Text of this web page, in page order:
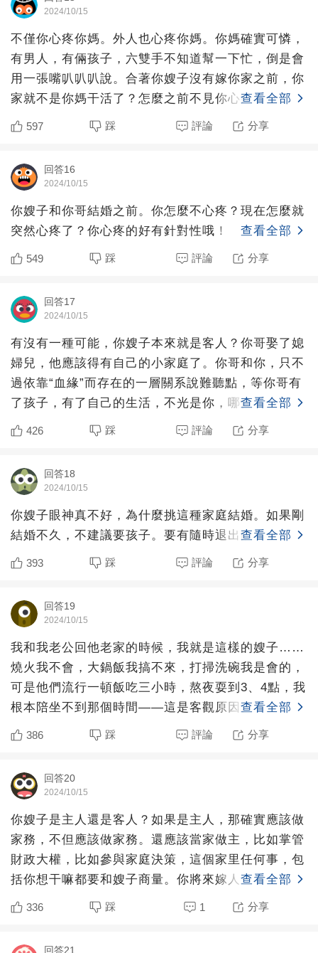
2024/10/15
不僅你心疼你媽。外人也心疼你媽。你媽確實可憐，
有男人，有倆孩子，六雙手不知道幫一下忙，倒是會
用一張嘴叭叭叭說。合著你嫂子沒有嫁你家之前，你
家就不是你媽干活了？怎麼之前不見你心疼你媽呢？
可見你的心疼是裝
查看全部
597 踩 評論 分享
回答16
2024/10/15
你嫂子和你哥結婚之前。你怎麼不心疼？現在怎麼就
突然心疼了？你心疼的好有針對性哦！
查看全部
549 踩 評論 分享
回答17
2024/10/15
有沒有一種可能，你嫂子本來就是客人？你哥娶了媳
婦兒，他應該得有自己的小家庭了。你哥和你，只不
過依靠“血緣”而存在的一層關系說難聽點，等你哥有
了孩子，有了自己的生活，不光是你，哪怕你們父
母，優先級都比不
查看全部
426 踩 評論 分享
回答18
2024/10/15
你嫂子眼神真不好，為什麼挑這種家庭結婚。如果剛
結婚不久，不建議要孩子。要有隨時退出的退路。
查看全部
393 踩 評論 分享
回答19
2024/10/15
我和我老公回他老家的時候，我就是這樣的嫂子……
燒火我不會，大鍋飯我搞不來，打掃洗碗我是會的，
可是他們流行一頓飯吃三小時，熬夜耍到3、4點，我
根本陪坐不到那個時間——這是客觀原因。而主觀原
因，實話實說，
查看全部
386 踩 評論 分享
回答20
2024/10/15
你嫂子是主人還是客人？如果是主人，那確實應該做
家務，不但應該做家務。還應該當家做主，比如掌管
財政大權，比如參與家庭決策，這個家里任何事，包
括你想干嘛都要和嫂子商量。你將來嫁人，去你婆家
當主人了，再回嫂
查看全部
336 踩 1 分享
回答21